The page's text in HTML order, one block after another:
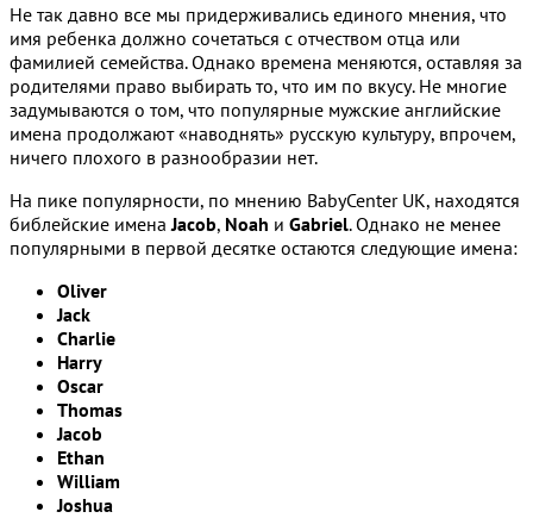
Не так давно все мы придерживались единого мнения, что
имя ребенка должно сочетаться с отчеством отца или
фамилией семейства. Однако времена меняются, оставляя за
родителями право выбирать то, что им по вкусу. Не многие
задумываются о том, что популярные мужские английские
имена продолжают «наводнять» русскую культуру, впрочем,
ничего плохого в разнообразии нет.
На пике популярности, по мнению BabyCenter UK, находятся
библейские имена Jacob, Noah и Gabriel. Однако не менее
популярными в первой десятке остаются следующие имена:
Oliver
Jack
Charlie
Harry
Oscar
Thomas
Jacob
Ethan
William
Joshua